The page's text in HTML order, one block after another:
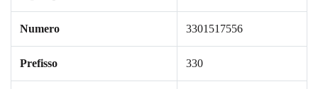
Numero 3301517556
Prefisso 330